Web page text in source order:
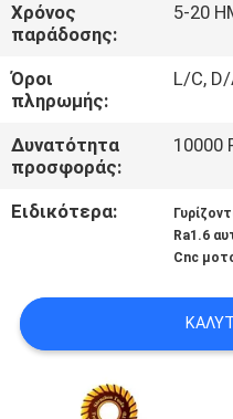
ΜΑΖΊ
ΜΑΣ
ΕΙΔΉΣΕΙΣ
ΖΗΤΉΣΤΕ
ΧΆΡΤΗΣ
ΙΣΤΟΣΕΛΊΔΑΣ
Χρόνος
παράδοσης:
5-20
Όροι
πληρωμής:
L/C,
Δυνατότητα
προσφοράς:
10000
Ειδικότερα:
Ra1.6
Cnc